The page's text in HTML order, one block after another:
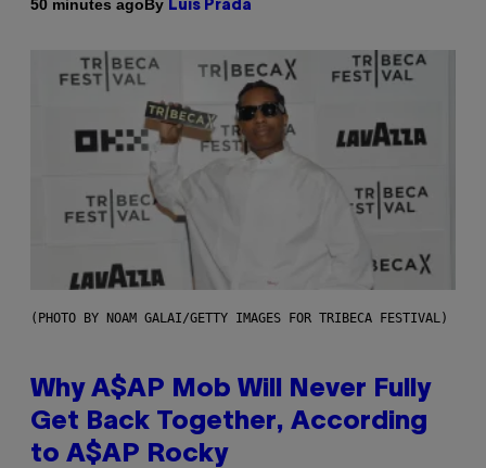
50 minutes agoBy Luis Prada
(PHOTO BY NOAM GALAI/GETTY IMAGES FOR TRIBECA FESTIVAL)
Why A$AP Mob Will Never Fully
Get Back Together, According
to A$AP Rocky